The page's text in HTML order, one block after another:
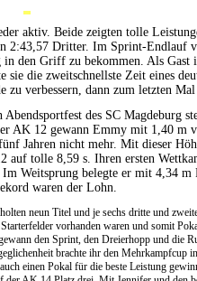
aktiv. Beide zeigten tolle
2:43,57 Dritter. Im Sprint-Endlauf
den Griff zu bekommen. Als Gast
die zweitschnellste Zeit eines
verbessern, dann zum letzten
des SC Magdeburg
AK 12 gewann Emmy mit 1,40 m
Jahren nicht mehr. Mit dieser
auf tolle 8,59 s. Ihren ersten
Weitsprung belegte er mit 4,34 m
waren der Lohn.
neun Titel und je sechs dritte und
vorhanden waren und somit
den Sprint, den Dreierhopp und die
brachte ihr den Mehrkampfcup
einen Pokal für die beste Leistung